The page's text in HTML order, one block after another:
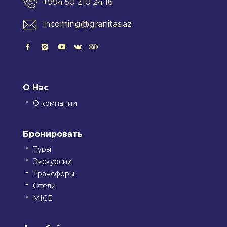
incoming@granitas.az
О Нас
О компании
Бронировать
Туры
Экскурсии
Трансферы
Отели
MICE